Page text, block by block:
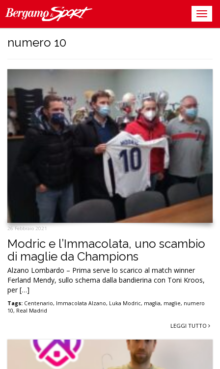
numero 10
26 Febbraio 2021
Modric e l’Immacolata, uno scambio
di maglie da Champions
Alzano Lombardo – Prima serve lo scarico al match winner
Ferland Mendy, sullo schema dalla bandierina con Toni Kroos,
per […]
Tags: Centenario, Immacolata Alzano, Luka Modric, maglia, maglie, numero
10, Real Madrid
LEGGI TUTTO